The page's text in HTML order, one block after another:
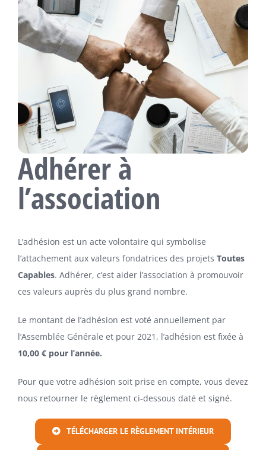
Adhérer à
l’association
L’adhésion est un acte volontaire qui symbolise
l’attachement aux valeurs fondatrices des projets Toutes
Capables. Adhérer, c’est aider l’association à promouvoir
ces valeurs auprès du plus grand nombre.
Le montant de l’adhésion est voté annuellement par
l’Assemblée Générale et pour 2021, l’adhésion est fixée à
10,00 € pour l’année.
Pour que votre adhésion soit prise en compte, vous devez
nous retourner le règlement ci-dessous daté et signé.
TÉLÉCHARGER LE RÈGLEMENT INTÉRIEUR